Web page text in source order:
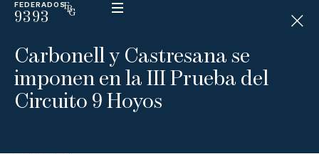
FEDERADOS
9393
ESP
N
D
I
C
A
P
Carbonell y Castresana se
imponen en la III Prueba del
Circuito 9 Hoyos